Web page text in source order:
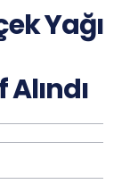
Yağı